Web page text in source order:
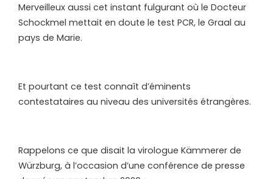
Merveilleux aussi cet instant fulgurant où le Docteur
Schockmel mettait en doute le test PCR, le Graal au
pays de Marie.
Et pourtant ce test connaît d’éminents
contestataires au niveau des universités étrangères.
Rappelons ce que disait la virologue Kämmerer de
Würzburg, à l’occasion d’une conférence de presse